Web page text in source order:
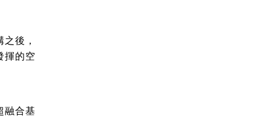
後，
揮的空
融合基